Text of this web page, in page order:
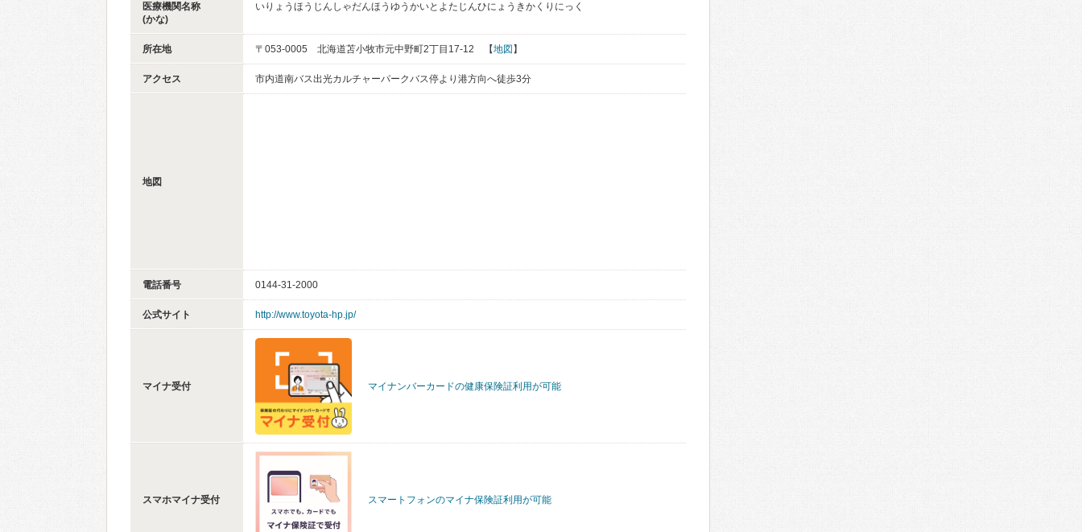
医療機関名称
(かな)
いりょうほうじんしゃだんほうゆうかいとよたじんひにょうきかくりにっく
所在地 〒053-0005 北海道苫小牧市元中野町2丁目17-12 【地図 】
アクセス 市内道南バス出光カルチャーパークバス停より港方向へ徒歩3分
地図
電話番号 0144-31-2000
公式サイト http://www.toyota-hp.jp/
マイナ受付 マイナンバーカードの健康保険証利用が可能
スマホマイナ受付 スマートフォンのマイナ保険証利用が可能